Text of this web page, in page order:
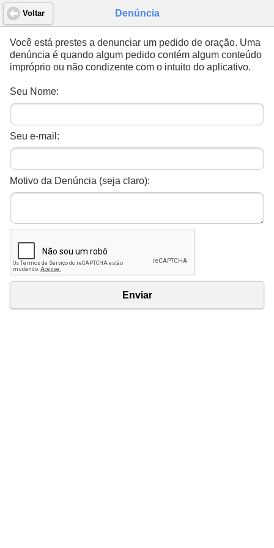
Denúncia
Voltar
Você está prestes a denunciar um pedido de oração. Uma
denúncia é quando algum pedido contém algum conteúdo
impróprio ou não condizente com o intuito do aplicativo.
Seu Nome:
Seu e-mail:
Motivo da Denúncia (seja claro):
Enviar